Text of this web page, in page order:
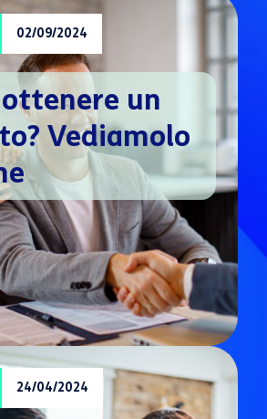
02/09/2024
un
Vediamolo
24/04/2024